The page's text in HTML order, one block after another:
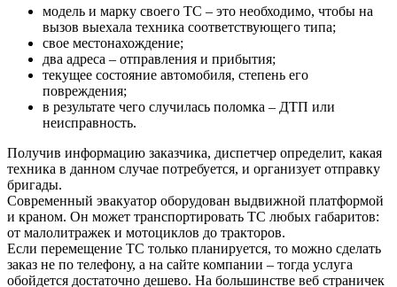
модель и марку своего ТС – это необходимо, чтобы на
вызов выехала техника соответствующего типа;
свое местонахождение;
два адреса – отправления и прибытия;
текущее состояние автомобиля, степень его
повреждения;
в результате чего случилась поломка – ДТП или
неисправность.
Получив информацию заказчика, диспетчер определит, какая
техника в данном случае потребуется, и организует отправку
бригады.
Современный эвакуатор оборудован выдвижной платформой
и краном. Он может транспортировать ТС любых габаритов:
от малолитражек и мотоциклов до тракторов.
Если перемещение ТС только планируется, то можно сделать
заказ не по телефону, а на сайте компании – тогда услуга
обойдется достаточно дешево. На большинстве веб страничек